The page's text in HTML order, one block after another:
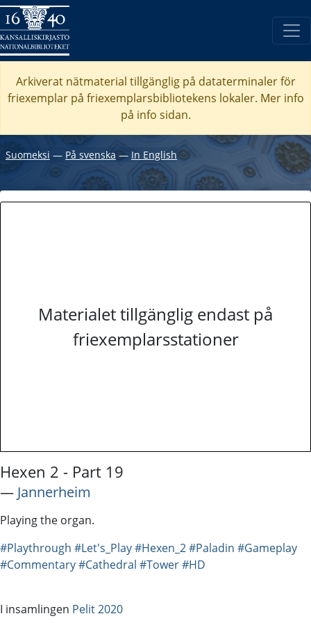
Arkiverat nätmaterial tillgänglig på dataterminaler för
friexemplar på friexemplarsbibliotekens lokaler. Mer info
på info sidan.
Suomeksi ― På svenska ― In English
Materialet tillgänglig endast på
friexemplarsstationer
Hexen 2 - Part 19
― Jannerheim
Playing the organ.
#Playthrough #Let's_Play#Hexen_2#Paladin #Gameplay
#Commentary#Cathedral #Tower#HD
I insamlingen Pelit 2020